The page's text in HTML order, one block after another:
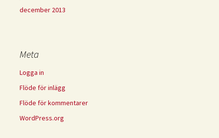
december 2013
Meta
Logga in
Flöde för inlägg
Flöde för kommentarer
WordPress.org